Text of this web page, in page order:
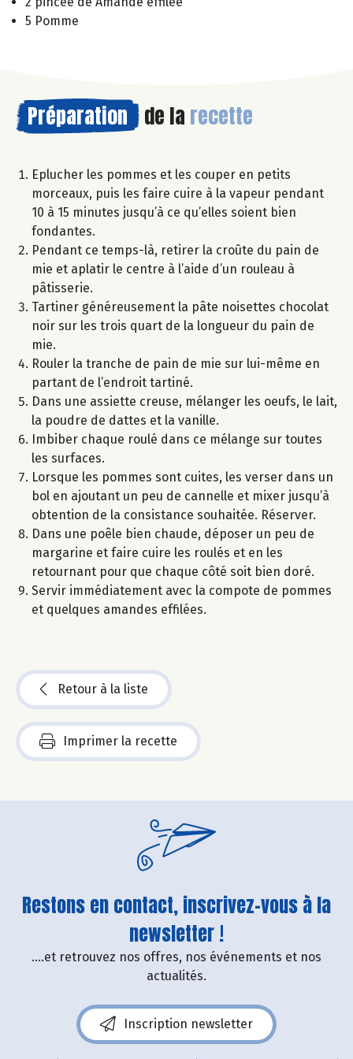
5 Pomme
Préparation de la recette
Eplucher les pommes et les couper en petits
morceaux, puis les faire cuire à la vapeur pendant
10 à 15 minutes jusqu’à ce qu’elles soient bien
fondantes.
Pendant ce temps-là, retirer la croûte du pain de
mie et aplatir le centre à l’aide d’un rouleau à
pâtisserie.
Tartiner généreusement la pâte noisettes chocolat
noir sur les trois quart de la longueur du pain de
mie.
Rouler la tranche de pain de mie sur lui-même en
partant de l’endroit tartiné.
Dans une assiette creuse, mélanger les oeufs, le lait,
la poudre de dattes et la vanille.
Imbiber chaque roulé dans ce mélange sur toutes
les surfaces.
Lorsque les pommes sont cuites, les verser dans un
bol en ajoutant un peu de cannelle et mixer jusqu’à
obtention de la consistance souhaitée. Réserver.
Dans une poêle bien chaude, déposer un peu de
margarine et faire cuire les roulés et en les
retournant pour que chaque côté soit bien doré.
Servir immédiatement avec la compote de pommes
et quelques amandes effilées.
Retour à la liste
Imprimer la recette
Restons en contact, inscrivez-vous à la
newsletter !
....et retrouvez nos offres, nos événements et nos
actualités.
Inscription newsletter